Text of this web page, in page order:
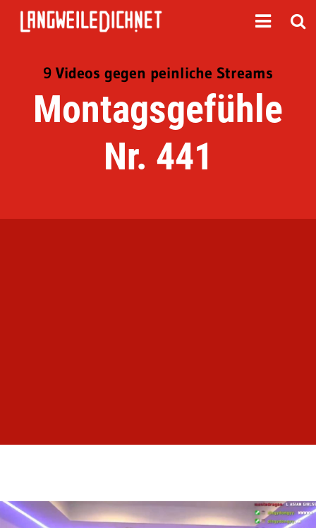
9 Videos gegen peinliche Streams
Montagsgefühle
Nr. 441